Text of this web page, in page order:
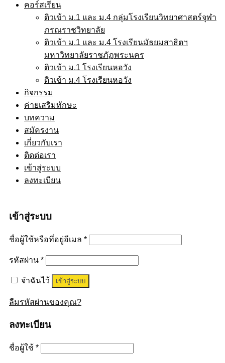
คอร์สเรียน
ติวเข้า ม.1 และ ม.4 กลุ่มโรงเรียนวิทยาศาสตร์จุฬา
ภรณราชวิทยาลัย
ติวเข้า ม.1 และ ม.4 โรงเรียนมัธยมสาธิตฯ
มหาวิทยาลัยราชภัฏพระนคร
ติวเข้า ม.1 โรงเรียนหอวัง
ติวเข้า ม.4 โรงเรียนหอวัง
กิจกรรม
ค่ายเสริมทักษะ
บทความ
สมัครงาน
เกี่ยวกับเรา
ติดต่อเรา
เข้าสู่ระบบ
ลงทะเบียน
เข้าสู่ระบบ
ชื่อผู้ใช้หรือที่อยู่อีเมล *
รหัสผ่าน *
จำฉันไว้ เข้าสู่ระบบ
ลืมรหัสผ่านของคุณ?
ลงทะเบียน
ชื่อผู้ใช้ *